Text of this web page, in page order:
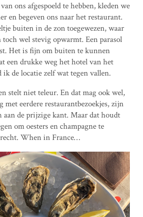
ons afgespoeld te hebben, kleden we
en begeven ons naar het restaurant.
buiten in de zon toegewezen, waar
wel stevig opwarmt. Een parasol
Het is fijn om buiten te kunnen
een drukke weg het hotel van het
de locatie zelf wat tegen vallen.
stelt niet teleur. En dat mag ook wel,
eerdere restaurantbezoekjes, zijn
aan de prijzige kant. Maar dat houdt
om oesters en champagne te
When in France…